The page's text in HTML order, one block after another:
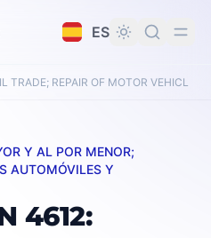
ES
TRADE; REPAIR OF MOTOR VEHICLES
involucrados en la
Y AL POR MENOR;
AUTOMÓVILES Y
4612: